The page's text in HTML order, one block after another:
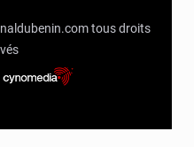
tous droits